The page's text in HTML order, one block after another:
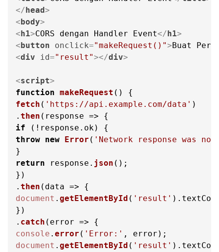
</head>
<body>
<h1>CORS dengan Handler Event</h1>
<button onclick="makeRequest()">Buat
<div id="result"></div>
<script>
function makeRequest (
fetch ( 'https://api.example.com/data' )
. then ( response =>
if (!response. ok
throw new Error ( 'Network response was
return response. json ();
})
. then ( data =>
document . getElementById ( 'result' ).
})
. catch ( error =>
console . error ( 'Error:'
document . getElementById ( 'result' ).